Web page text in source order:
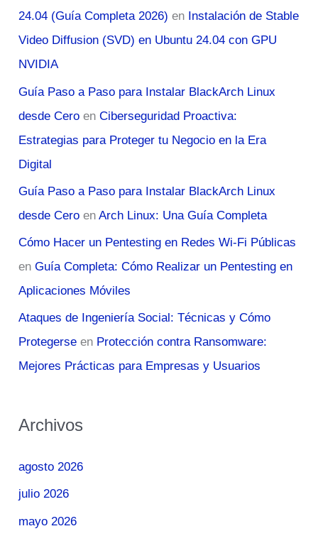
24.04 (Guía Completa 2026) en Instalación de Stable
Video Diffusion (SVD) en Ubuntu 24.04 con GPU
NVIDIA
Guía Paso a Paso para Instalar BlackArch Linux
desde Cero enCiberseguridad Proactiva:
Estrategias para Proteger tu Negocio en la Era
Digital
Guía Paso a Paso para Instalar BlackArch Linux
desde Cero enArch Linux: Una Guía Completa
Cómo Hacer un Pentesting en Redes Wi-Fi Públicas
enGuía Completa: Cómo Realizar un Pentesting en
Aplicaciones Móviles
Ataques de Ingeniería Social: Técnicas y Cómo
Protegerse en Protección contra Ransomware:
Mejores Prácticas para Empresas y Usuarios
Archivos
agosto 2026
julio 2026
mayo 2026